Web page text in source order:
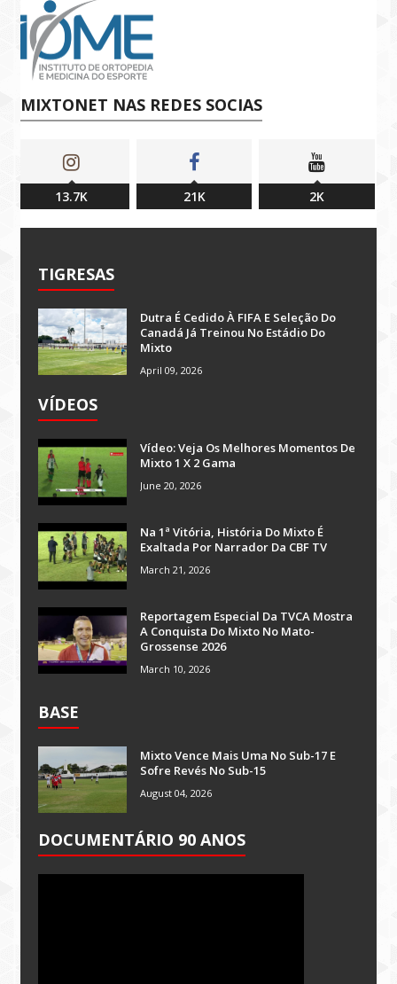
MIXTONET NAS REDES SOCIAS
13.7K 21K 2K
TIGRESAS
Dutra É Cedido À FIFA E Seleção Do
Canadá Já Treinou No Estádio Do
Mixto
April 09, 2026
VÍDEOS
Vídeo: Veja Os Melhores Momentos De
Mixto 1 X 2 Gama
June 20, 2026
Na 1ª Vitória, História Do Mixto É
Exaltada Por Narrador Da CBF TV
March 21, 2026
Reportagem Especial Da TVCA Mostra
A Conquista Do Mixto No Mato-
Grossense 2026
March 10, 2026
BASE
Mixto Vence Mais Uma No Sub-17 E
Sofre Revés No Sub-15
August 04, 2026
DOCUMENTÁRIO 90 ANOS